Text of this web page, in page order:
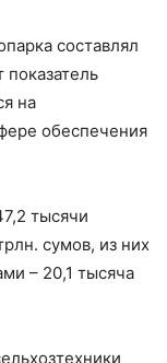
составлял
показатель
на
обеспечения
тысячи
сумов, из них
– 20,1 тысяча